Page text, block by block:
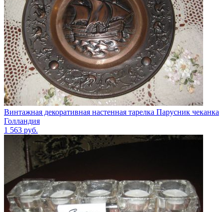
Винтажная декоративная настенная тарелка Парусник чеканка
Голландия
1 563 руб.